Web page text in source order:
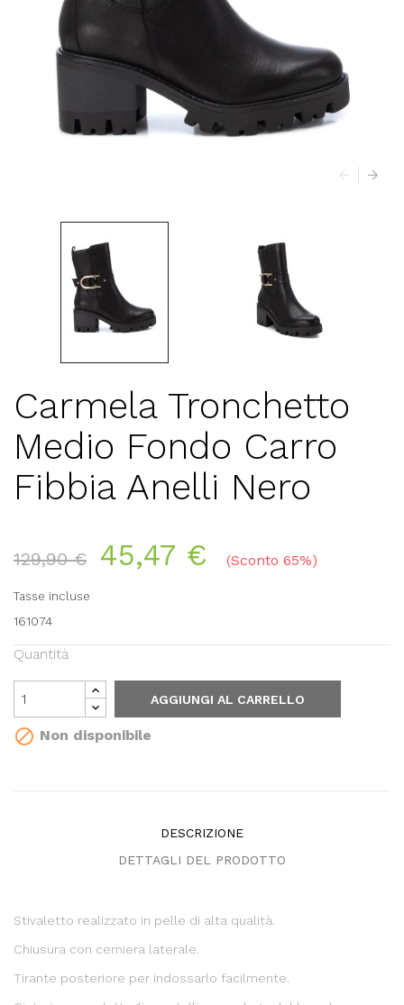
Carmela Tronchetto
Medio Fondo Carro
Fibbia Anelli Nero
129,90 € 45,47 € Sconto 65%
Tasse incluse
161074
Quantità
AGGIUNGI AL CARRELLO
 Non disponibile
DESCRIZIONE
DETTAGLI DEL PRODOTTO
Stivaletto realizzato in pelle di alta qualità.
Chiusura con cerniera laterale.
Tirante posteriore per indossarlo facilmente.